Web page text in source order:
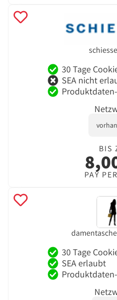
30 Tage
SEA nicht
BIS
PAY
30 Tage
SEA erlaubt